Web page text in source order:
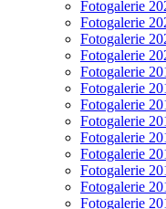
Fotogalerie
Fotogalerie
Fotogalerie
Fotogalerie
Fotogalerie
Fotogalerie
Fotogalerie
Fotogalerie
Fotogalerie
Fotogalerie
Fotogalerie
Fotogalerie
Fotogalerie